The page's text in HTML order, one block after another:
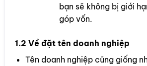
bạn sẽ không bị giới
góp vốn.
1.2 Về đặt tên doanh nghiệp
Tên doanh nghiệp cũng giống